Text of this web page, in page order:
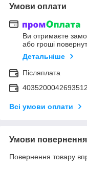
Умови оплати
Ви отримаєте
або гроші
Детальніше
Післяплата
4035200042693512
Всі умови оплати
Умови повернення
Повернення товару